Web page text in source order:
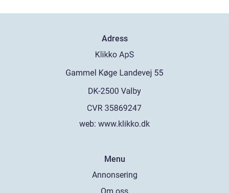
Adress
web: www.klikko.dk
Menu
Annonsering